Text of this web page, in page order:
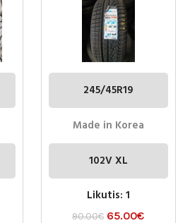
245/45R19
Made in Korea
102V XL
Likutis: 1
90.00€ 65.00€